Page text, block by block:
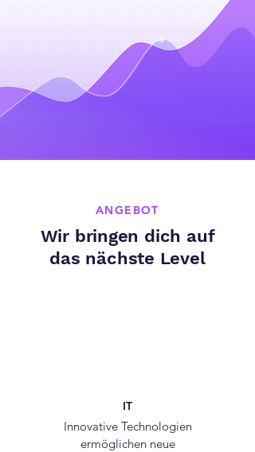
ANGEBOT
Wir bringen dich auf
das nächste Level
IT
Innovative Technologien
ermöglichen neue